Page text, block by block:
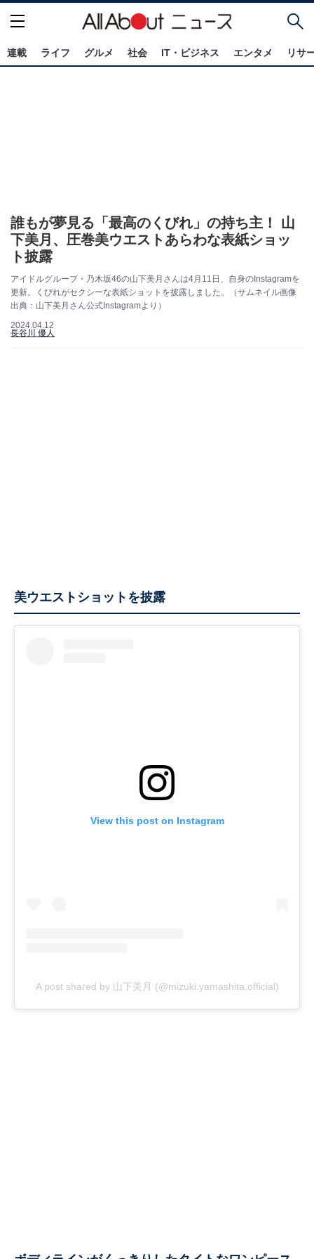
連載 ライフ グルメ 社会 IT・ビジネス エンタメ リサ
誰もが夢見る「最高のくびれ」の持ち主！ 山
下美月、圧巻美ウエストあらわな表紙ショッ
ト披露
アイドルグループ・乃木坂46の山下美月さんは4月11日、自身のInstagramを
更新。くびれがセクシーな表紙ショットを披露しました。（サムネイル画像
出典：山下美月さん公式Instagramより）
2024.04.12
長谷川 優人
美ウエストショットを披露
View this post on Instagram
A post shared by 山下美月 (@mizuki.yamashita.official)